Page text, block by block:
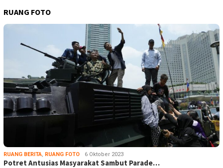
RUANG FOTO
RUANG BERITA, RUANG FOTO 6 Oktober 2023
Potret Antusias Masyarakat Sambut Parade…